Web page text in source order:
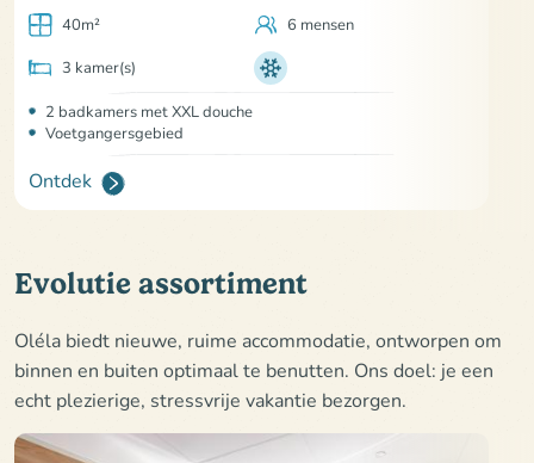
40m²
6 mensen
3 kamer(s)
2 badkamers met XXL douche
Voetgangersgebied
Ontdek
Evolutie assortiment
Oléla biedt nieuwe, ruime accommodatie, ontworpen om
binnen en buiten optimaal te benutten. Ons doel: je een
echt plezierige, stressvrije vakantie bezorgen.